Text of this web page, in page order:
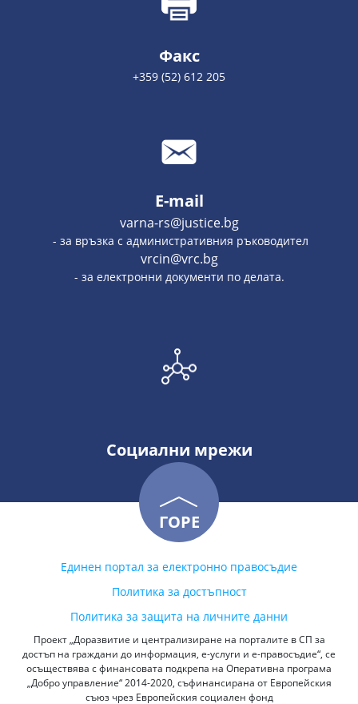
Факс
+359 (52) 612 205
E-mail
varna-rs@justice.bg
- за връзка с административния ръководител
vrcin@vrc.bg
- за електронни документи по делата.
Социални мрежи
ГОРЕ
Единен портал за електронно правосъдие
Политика за достъпност
Политика за защита на личните данни
Проект „Доразвитие и централизиране на порталите в СП за
достъп на граждани до информация, е-услуги и е-правосъдие“, се
осъществява с финансовата подкрепа на Оперативна програма
„Добро управление“ 2014-2020, съфинансирана от Европейския
съюз чрез Европейския социален фонд